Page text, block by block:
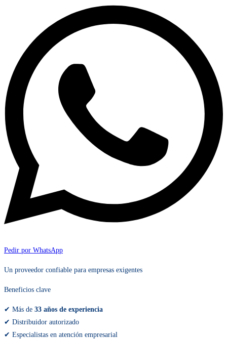
Pedir por WhatsApp
Un proveedor confiable para empresas exigentes
Beneficios clave
✔ Más de 33 años de experiencia
✔ Distribuidor autorizado
✔ Especialistas en atención empresarial